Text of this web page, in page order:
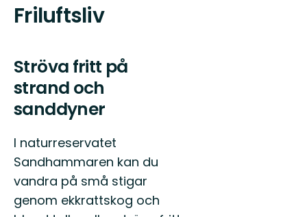
Friluftsliv
Ströva fritt på
strand och
sanddyner
I naturreservatet
Sandhammaren kan du
vandra på små stigar
genom ekkrattskog och